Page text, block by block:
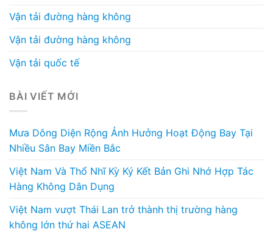
Vận tải đường hàng không
Vận tải đường hàng không
Vận tải quốc tế
BÀI VIẾT MỚI
Mưa Dông Diện Rộng Ảnh Hưởng Hoạt Động Bay Tại
Nhiều Sân Bay Miền Bắc
Việt Nam Và Thổ Nhĩ Kỳ Ký Kết Bản Ghi Nhớ Hợp Tác
Hàng Không Dân Dụng
Việt Nam vượt Thái Lan trở thành thị trường hàng
không lớn thứ hai ASEAN